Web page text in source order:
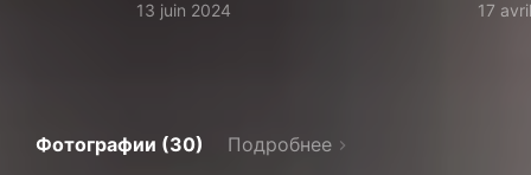
13 juin 2024
17
Фотографии (30) Подробнее